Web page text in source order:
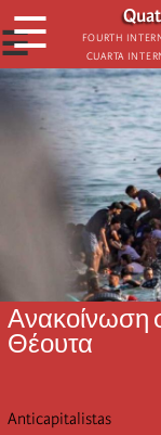
Παράκαμψη
προς
το
κυρίως
περιεχόμενο
Fourth
Cuarta
☰
☰
Ανακοίνωση
Θέουτα
Anticapitalistas